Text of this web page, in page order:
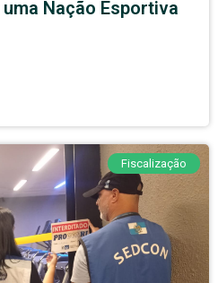
Nação Esportiva
Fiscalização